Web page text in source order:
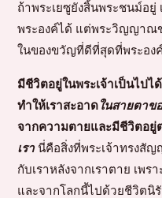
ถ้าพระเยซูยังสิ้นพระชนม์อยู่
พระองค์ได้ แต่พระวิญญาณ
ในของขวัญที่ดีที่สุดที่พระอง
มีชีวิตอยู่ในพระเจ้าเป็นไปไ
ทำให้เราสะอาดในสายตาข
จากความตายและมีชีวิตอยู่
เรานี่คือสิ่งที่พระเจ้าทรงสัญ
กับเราหลังจากเราตาย เพร
และจากโลกนี้ไปด้วยชีวิตนิ